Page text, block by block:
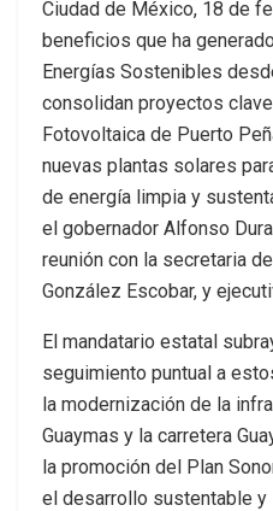
Ciudad de México, 18 de
beneficios que ha
Energías Sostenibles
consolidan proyectos
Fotovoltaica de Puerto
nuevas plantas solares
de energía limpia y
el gobernador Alfonso
reunión con la secretaria
González Escobar, y
El mandatario estatal
seguimiento puntual a
la modernización de la
Guaymas y la carretera
la promoción del Plan
el desarrollo sustentable